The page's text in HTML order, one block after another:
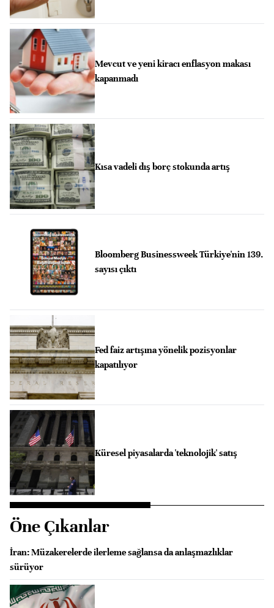
Mevcut ve yeni kiracı enflasyon makası
kapanmadı
Kısa vadeli dış borç stokunda artış
Bloomberg Businessweek Türkiye'nin 139.
sayısı çıktı
Fed faiz artışına yönelik pozisyonlar
kapatılıyor
Küresel piyasalarda 'teknolojik' satış
Öne Çıkanlar
İran: Müzakerelerde ilerleme sağlansa da anlaşmazlıklar
sürüyor